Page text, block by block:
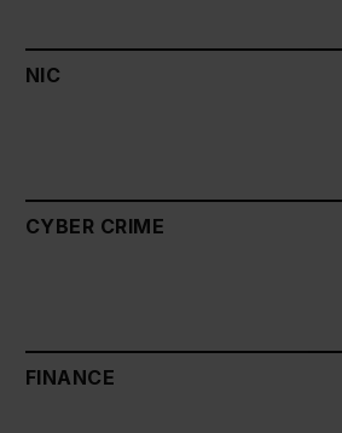
NIC
CYBER CRIME
FINANCE